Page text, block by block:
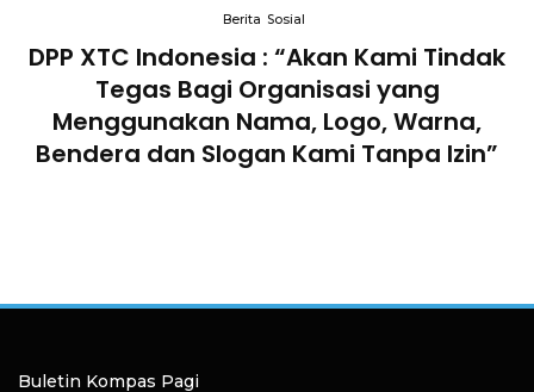
Berita Sosial
DPP XTC Indonesia : “Akan Kami Tindak
Tegas Bagi Organisasi yang
Menggunakan Nama, Logo, Warna,
Bendera dan Slogan Kami Tanpa Izin”
Buletin Kompas Pagi